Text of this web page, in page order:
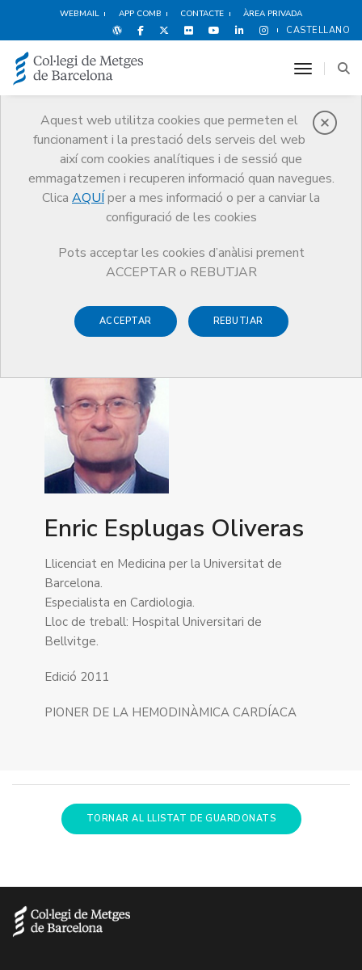
WEBMAIL APP COMB CONTACTE ÀREA PRIVADA
CASTELLANO
Aquest web utilitza cookies que permeten el
funcionament i la prestació dels serveis del web
així com cookies analítiques i de sessió que
emmagatzemen i recuperen informació quan navegues.
Clica AQUÍ per a mes informació o per a canviar la
configuració de les cookies
Pots acceptar les cookies d’anàlisi prement
ACCEPTAR o REBUTJAR
ACCEPTAR REBUTJAR
toggle
Premis
Premis Guardonat Edició 2011
Guardonat Edició 2011
Enric Esplugas Oliveras
Llicenciat en Medicina per la Universitat de
Barcelona.
Especialista en Cardiologia.
Lloc de treball: Hospital Universitari de
Bellvitge.
Edició 2011
PIONER DE LA HEMODINÀMICA CARDÍACA
TORNAR AL LLISTAT DE GUARDONATS